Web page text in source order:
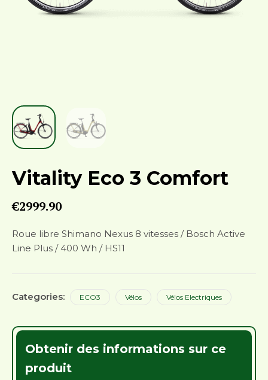
Vitality Eco 3 Comfort
€2999.90
Roue libre Shimano Nexus 8 vitesses / Bosch Active
Line Plus / 400 Wh / HS11
Categories: ECO3 Vélos Vélos Electriques
Obtenir des informations sur ce
produit